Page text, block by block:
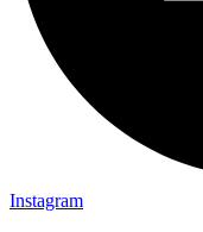
Instagram